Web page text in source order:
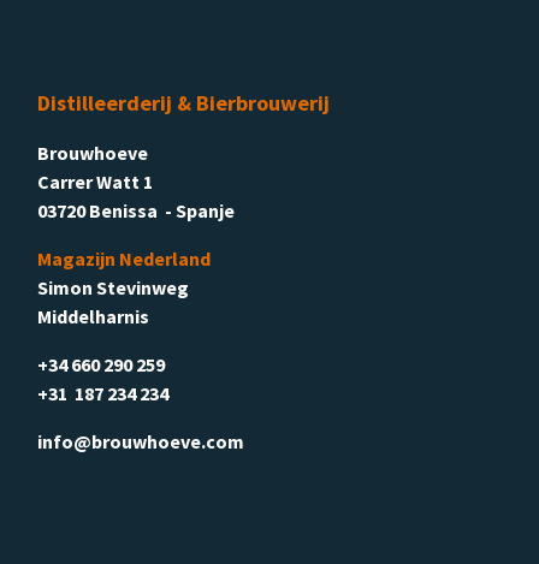
Distilleerderij & Bierbrouwerij
Brouwhoeve
Carrer Watt 1
03720 Benissa - Spanje
Magazijn Nederland
Simon Stevinweg
Middelharnis
+34 660 290 259
+31 187 234 234
info@brouwhoeve.com